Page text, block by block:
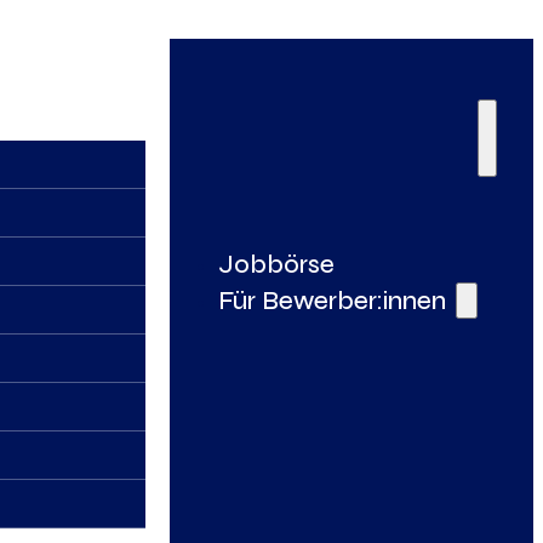
Jobbörse
Für Bewerber:innen